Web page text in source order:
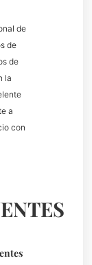
de
de
de
la
a
con